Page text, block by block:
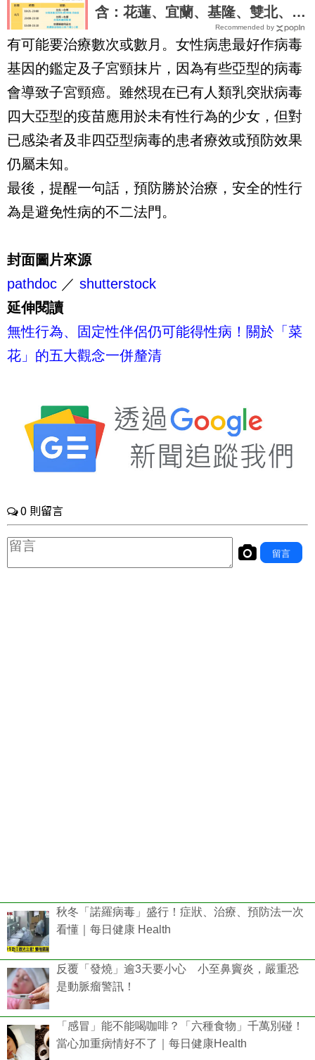
含：花蓮、宜蘭、基隆、雙北、桃
園、新竹、台南、高雄Recommended by
有可能要治療數次或數月。女性病患最好作病毒
基因的鑑定及子宮頸抹片，因為有些亞型的病毒
會導致子宮頸癌。雖然現在已有人類乳突狀病毒
四大亞型的疫苗應用於未有性行為的少女，但對
已感染者及非四亞型病毒的患者療效或預防效果
仍屬未知。
最後，提醒一句話，預防勝於治療，安全的性行
為是避免性病的不二法門。
封面圖片來源
pathdoc ／ shutterstock
延伸閱讀
無性行為、固定性伴侶仍可能得性病！關於「菜
花」的五大觀念一併釐清
秋冬「諾羅病毒」盛行！症狀、治療、預防法一次
看懂｜每日健康 Health
反覆「發燒」逾3天要小心 小至鼻竇炎，嚴重恐
是動脈瘤警訊！
「感冒」能不能喝咖啡？「六種食物」千萬別碰！
當心加重病情好不了｜每日健康Health